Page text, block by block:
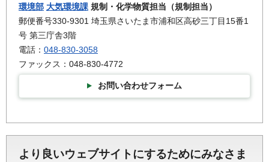
環境部 大気環境課 規制・化学物質担当（規制担当）
郵便番号330-9301 埼玉県さいたま市浦和区高砂三丁目15番1
号 第三庁舎3階
電話： 048-830-3058
ファックス：048-830-4772
お問い合わせフォーム
より良いウェブサイトにするためにみなさま